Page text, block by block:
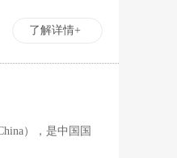
了解详情+
），是中国国